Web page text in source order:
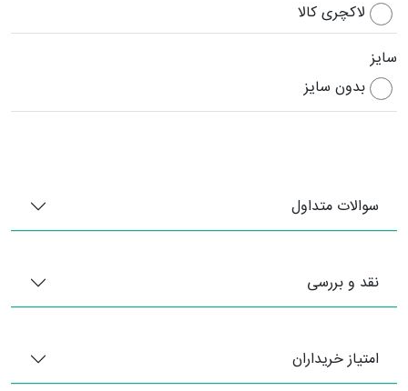
لاکچری کالا
سایز
بدون سایز
سوالات متداول
نقد و بررسی
امتیاز خریداران